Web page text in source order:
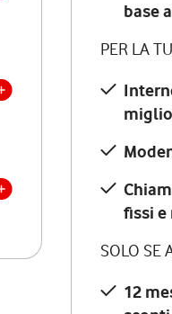
base
PER LA
fissi
SOLO SE
12